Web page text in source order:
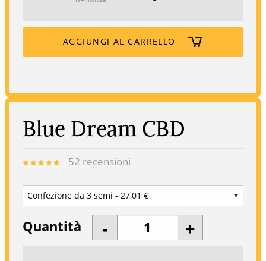
AGGIUNGI AL CARRELLO
Blue Dream CBD
52 recensioni
Quantità